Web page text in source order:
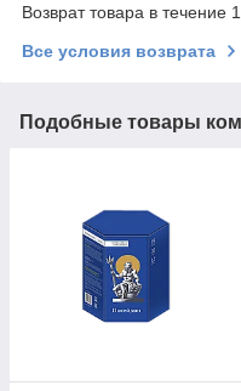
Возврат товара в течение
Все условия возврата
Подобные товары